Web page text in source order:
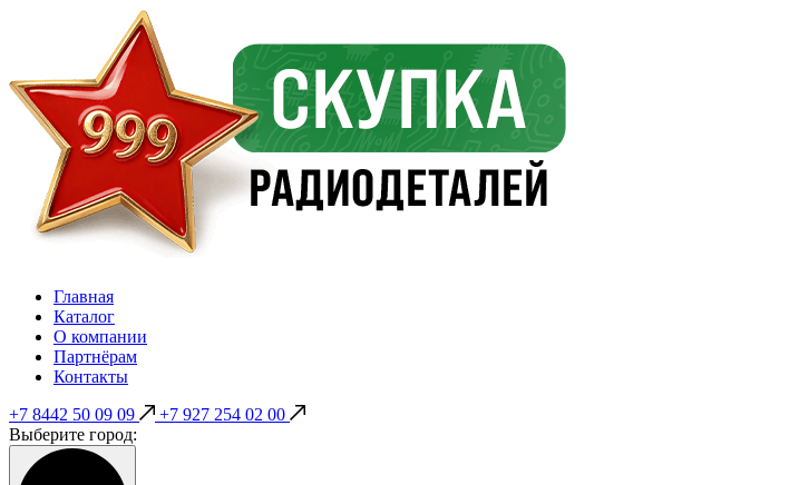
Главная
Каталог
О компании
Партнёрам
Контакты
+7 8442 50 09 09
+7 927 254 02 00
Выберите город: